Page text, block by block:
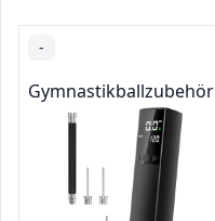
-
Gymnastikballzubehör